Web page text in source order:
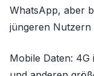
WhatsApp, aber
jüngeren Nutzern
Mobile Daten: